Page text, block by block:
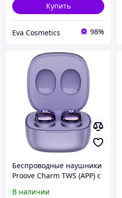
Купить
Eva Cosmetics 98%
Беспроводные наушники
Proove Charm TWS (APP) с
Purple (TWCH0001AP09)
В наличии